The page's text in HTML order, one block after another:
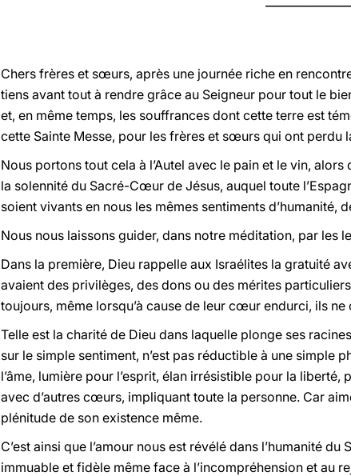
Chers frères et sœurs, après une journée riche en
tiens avant tout à rendre grâce au Seigneur pour tout le
et, en même temps, les souffrances dont cette terre est
cette Sainte Messe, pour les frères et sœurs qui ont perdu
Nous portons tout cela à l’Autel avec le pain et le vin,
la solennité du Sacré-Cœur de Jésus, auquel toute
soient vivants en nous les mêmes sentiments
Nous nous laissons guider, dans notre méditation, par les
Dans la première, Dieu rappelle aux Israélites la gratuité
avaient des privilèges, des dons ou des mérites
toujours, même lorsqu’à cause de leur cœur endurci, ils
Telle est la charité de Dieu dans laquelle plonge ses
sur le simple sentiment, n’est pas réductible à une simple
l’âme, lumière pour l’esprit, élan irrésistible pour la
avec d’autres cœurs, impliquant toute la personne. Car
plénitude de son existence même.
C’est ainsi que l’amour nous est révélé dans l’humanité
immuable et fidèle même face à l’incompréhension et au